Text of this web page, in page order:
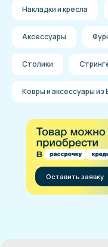
Накладки и кресла
Аксессуары
Столики
Ковры и аксессуары из
Оставить заявку